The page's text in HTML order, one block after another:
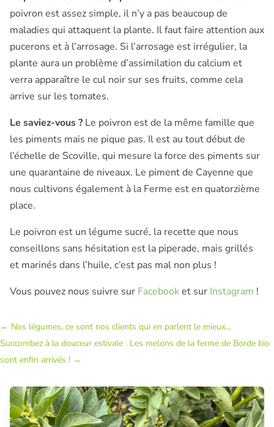
poivron est assez simple, il n’y a pas beaucoup de
maladies qui attaquent la plante. Il faut faire attention aux
pucerons et à l’arrosage. Si l’arrosage est irrégulier, la
plante aura un problème d’assimilation du calcium et
verra apparaître le cul noir sur ses fruits, comme cela
arrive sur les tomates.
Le saviez-vous ? Le poivron est de la même famille que
les piments mais ne pique pas. Il est au tout début de
l’échelle de Scoville, qui mesure la force des piments sur
une quarantaine de niveaux. Le piment de Cayenne que
nous cultivons également à la Ferme est en quatorzième
place.
Le poivron est un légume sucré, la recette que nous
conseillons sans hésitation est la piperade, mais grillés
et marinés dans l’huile, c’est pas mal non plus !
Vous pouvez nous suivre sur Facebooket sur Instagram !
← Nos légumes, ce sont nos clients qui en parlent le mieux...
Succombez à la douceur estivale : Les melons de la ferme de Borde bio
sont enfin arrivés ! →